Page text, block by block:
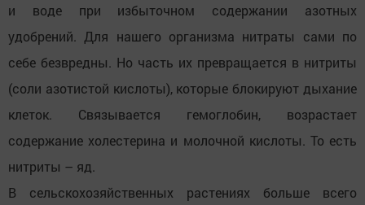
и воде при избыточном содержании азотных
удобрений. Для нашего организма нитраты сами по
себе безвредны. Но часть их превращается в нитриты
(соли азотистой кислоты), которые блокируют дыхание
клеток. Связывается гемоглобин, возрастает
содержание холестерина и молочной кислоты. То есть
нитриты – яд.
В сельскохозяйственных растениях больше всего